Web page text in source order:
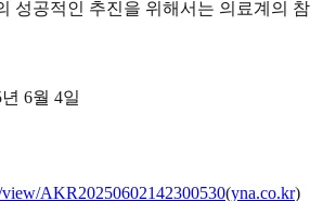
성공적인 추진을 위해서는 의료계의 참
6월 4일
AKR20250602142300530(yna.co.kr)